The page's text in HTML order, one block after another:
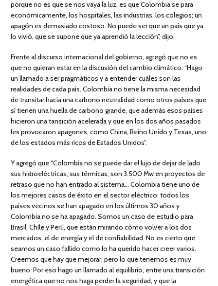
porque no es que se nos vaya la luz, es que Colombia se para
económicamente, los hospitales, las industrias, los colegios; un
apagón es demasiado costoso. No puede ser que un país que ya
lo vivió, que se supone que ya aprendió la lección”, dijo.
Frente al discurso internacional del gobierno, agregó que no es
que no quieran estar en la discusión del cambio climático. “Hago
un llamado a ser pragmáticos y a entender cuáles son las
realidades de cada país. Colombia no tiene la misma necesidad
de transitar hacia una carbono neutralidad como otros países que
sí tienen una huella de carbono grande, que además esos países
hicieron una tansición acelerada y que en los dos años pasados
les provocaron apagones, como China, Reino Unido y Texas, uno
de los estados más ricos de Estados Unidos”.
Y agregó que “Colombia no se puede dar el lujo de dejar de lado
sus hidroeléctricas, sus térmicas; son 3.500 Mw en proyectos de
retraso que no han entrado al sistema… Colombia tiene uno de
los mejores casos de éxito en el sector eléctrico; todos los
países vecinos se han apagado en los últimos 30 años y
Colombia no se ha apagado. Somos un caso de estudio para
Brasil, ChIle y Perú, que están mirando cómo volver a los dos
mercados, el de energía y el de confiabilidad. No es cierto que
seamos un caso fallido como lo ha querido hacer creer varios.
Creemos que hay que mejorar, pero lo que tenemos es muy
bueno. Por eso hago un llamado al equilibrio, entre una transición
energética que no nos haga perder la seguridad, y que la